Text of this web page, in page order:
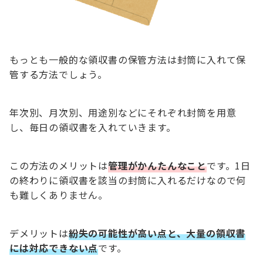
もっとも一般的な領収書の保管方法は封筒に入れて保
管する方法でしょう。
年次別、月次別、用途別などにそれぞれ封筒を用意
し、毎日の領収書を入れていきます。
この方法のメリットは管理がかんたんなことです。1日
の終わりに領収書を該当の封筒に入れるだけなので何
も難しくありません。
デメリットは紛失の可能性が高い点と、大量の領収書
には対応できない点です。